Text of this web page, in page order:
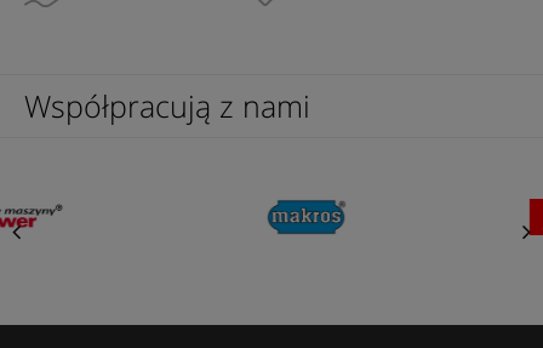
Współpracują z nami